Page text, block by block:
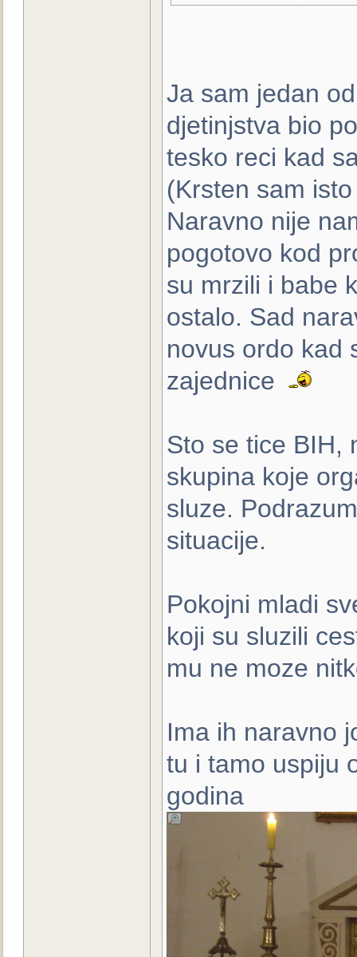
Ja sam jedan
djetinjstva bio
tesko reci kad
(Krsten sam
Naravno nije
pogotovo kod
su mrzili i babe
ostalo. Sad
novus ordo kad
zajednice
Sto se tice BIH,
skupina koje
sluze.
situacije.
Pokojni mladi
koji su sluzili
mu ne moze
Ima ih naravno
tu i tamo uspiju
godina